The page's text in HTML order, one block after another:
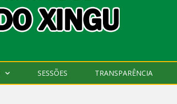
SESSÕES TRANSPARÊNCIA